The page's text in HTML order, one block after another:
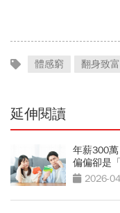
體感窮 翻身致富
延伸閱讀
年薪300
偏偏卻是
2026-